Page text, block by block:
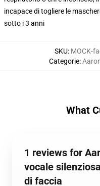
incapace di togliere le
sotto i 3 anni
SKU: MOCK-
Categorie:
What
1 reviews for
vocale
di faccia